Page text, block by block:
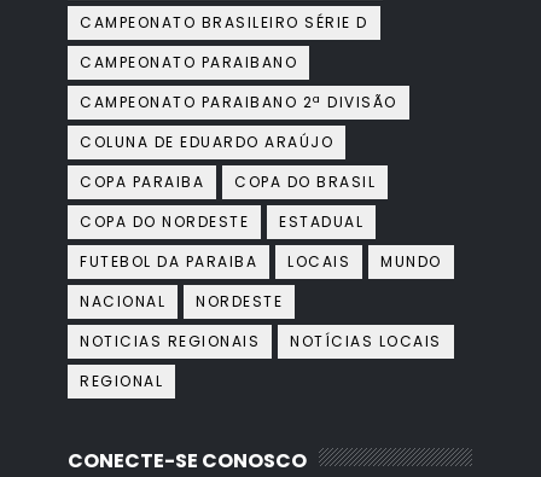
CAMPEONATO BRASILEIRO SÉRIE D
CAMPEONATO PARAIBANO
CAMPEONATO PARAIBANO 2ª DIVISÃO
COLUNA DE EDUARDO ARAÚJO
COPA PARAIBA
COPA DO BRASIL
COPA DO NORDESTE
ESTADUAL
FUTEBOL DA PARAIBA
LOCAIS
MUNDO
NACIONAL
NORDESTE
NOTICIAS REGIONAIS
NOTÍCIAS LOCAIS
REGIONAL
CONECTE-SE CONOSCO